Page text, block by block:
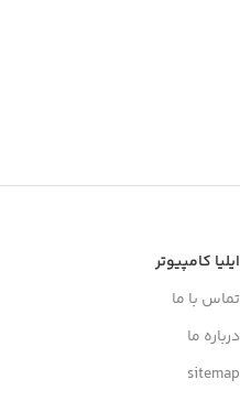
ایلیا کامپیوتر
تماس با ما
درباره ما
sitemap